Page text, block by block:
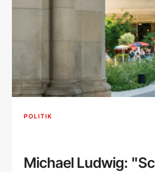
POLITIK
Michael Ludwig: